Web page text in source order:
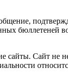
подтверждающее
не несет